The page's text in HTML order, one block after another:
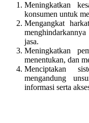
Meningkatkan
konsumen untuk
Mengangkat
jasa.
Meningkatkan
menentukan, dan
Menciptakan
mengandung
informasi serta